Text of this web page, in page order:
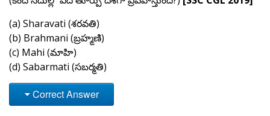
(a) Sharavati (శరవతి)
(b) Brahmani (బ్రహ్మణి)
(c) Mahi (మాహి)
(d) Sabarmati (సబర్మతి)
Correct Answer